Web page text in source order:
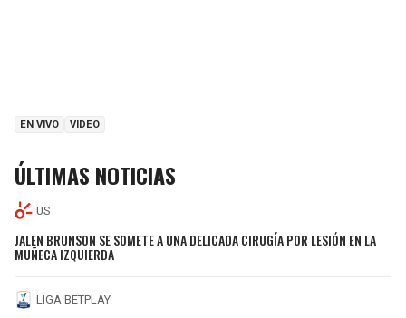
EN VIVO VIDEO
ÚLTIMAS NOTICIAS
US
JALEN BRUNSON SE SOMETE A UNA DELICADA CIRUGÍA POR LESIÓN EN LA
MUÑECA IZQUIERDA
LIGA BETPLAY